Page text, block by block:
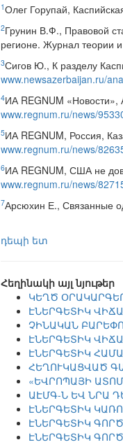
1Олег Горупай,
2Грунин В.Ф., Правовой
регионе. Журнал теории
3Сигов Ю., К разделу
www.newsazerbaijan.ru/
4ИА REGNUM «Новости»,
www.regnum.ru/news/
5ИА REGNUM, Россия,
www.regnum.ru/news/
6ИА REGNUM, США не
www.regnum.ru/news/
7Арсюхин Е., Связанные
դեպի ետ
Հեղինակի այլ նյութեր
ԿԵՂԾ
ԷՆԵՐԳԵՏԻԿ
ՉԻՆԱԿԱՆ
ԷՆԵՐԳԵՏԻԿ
ԷՆԵՐԳԵՏԻԿ
ՀԵՂՈՒԿԱՑՎԱԾ
«ԵՎՐՈՊԱՅԻ
ԱԷՄԳ-Ն ԵՎ ՆՐԱ
ԷՆԵՐԳԵՏԻԿ
ԷՆԵՐԳԵՏԻԿ
ԷՆԵՐԳԵՏԻԿ